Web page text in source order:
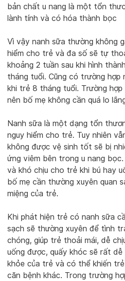
bản chất u nang là một tổn
lành tính và có hóa thành bọc
Vì vậy nanh sữa thường không
hiểm cho trẻ và đa số sẽ tự
khoảng 2 tuần sau khi hình
tháng tuổi. Cũng có trường hợp
khi trẻ 8 tháng tuổi. Trường
nên bố mẹ không cần quá lo
Nanh sữa là một dạng tổn
nguy hiểm cho trẻ. Tuy nhiên
không được vệ sinh tốt sẽ bị
ứng viêm bên trong u nang
và khó chịu cho trẻ khi bú hay
bố mẹ cần thường xuyên quan
miệng của trẻ.
Khi phát hiện trẻ có nanh sữa
sạch sẽ thường xuyên để tình
chóng, giúp trẻ thoải mái, dễ
uống được, quấy khóc sẽ rất
khỏe của trẻ và có thể khiến
căn bệnh khác. Trong trường